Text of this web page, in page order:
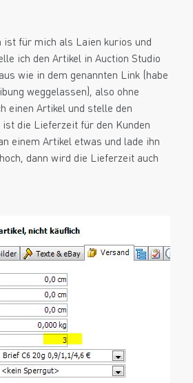
ist für mich als Laien kurios und
ich den Artikel in Auction Studio
wie in dem genannten Link (habe
weggelassen), also ohne
einen Artikel und stelle den
die Lieferzeit für den Kunden
einem Artikel etwas und lade ihn
dann wird die Lieferzeit auch